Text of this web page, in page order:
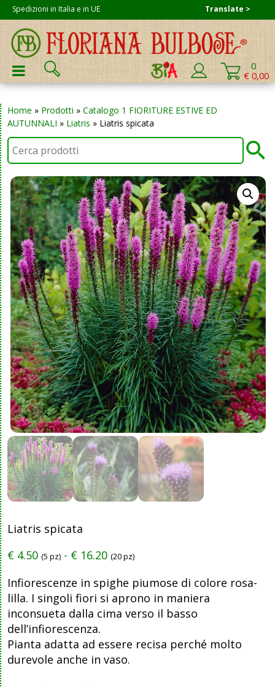
Skip
to
content
Spedizioni in Italia e in UE
Cerca:
0
€ 0,00
PRIMARY MENU
Home » Prodotti » Catalogo 1 FIORITURE ESTIVE ED
AUTUNNALI » Liatris » Liatris spicata
Liatris spicata
€ 4.50 (5 pz) - € 16.20 (20 pz)
Infiorescenze in spighe piumose di colore rosa-
lilla. I singoli fiori si aprono in maniera
inconsueta dalla cima verso il basso
dell’infiorescenza.
Pianta adatta ad essere recisa perché molto
durevole anche in vaso.
Translate >